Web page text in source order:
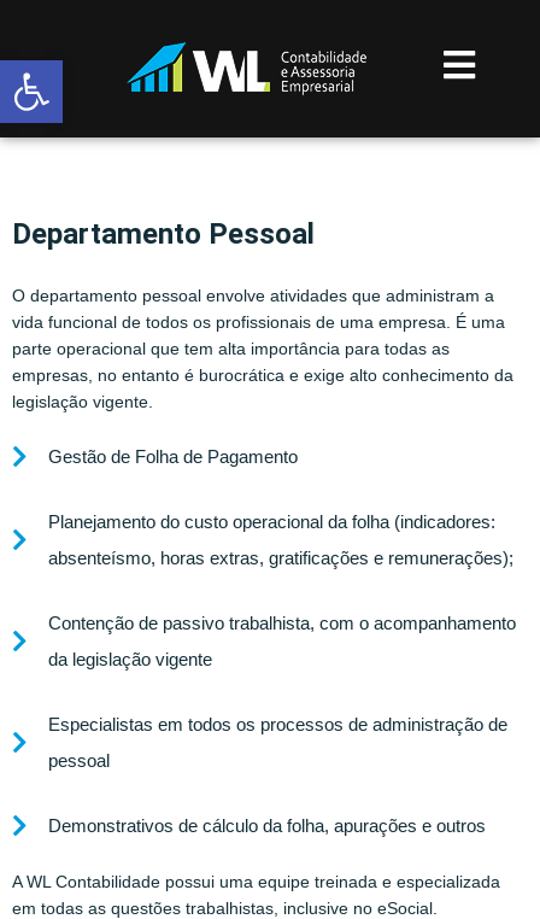
Abrir a barra de ferramentas
Departamento Pessoal
O departamento pessoal envolve atividades que administram a
vida funcional de todos os profissionais de uma empresa. É uma
parte operacional que tem alta importância para todas as
empresas, no entanto é burocrática e exige alto conhecimento da
legislação vigente.
Gestão de Folha de Pagamento
Planejamento do custo operacional da folha (indicadores:
absenteísmo, horas extras, gratificações e remunerações);
Contenção de passivo trabalhista, com o acompanhamento
da legislação vigente
Especialistas em todos os processos de administração de
pessoal
Demonstrativos de cálculo da folha, apurações e outros
A WL Contabilidade possui uma equipe treinada e especializada
em todas as questões trabalhistas, inclusive no eSocial.